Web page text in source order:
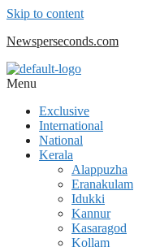
Skip to content
Newsperseconds.com
Menu
Exclusive
International
National
Kerala
Alappuzha
Eranakulam
Idukki
Kannur
Kasaragod
Kollam